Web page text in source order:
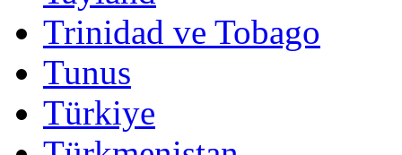
Trinidad ve Tobago
Tunus
Türkiye